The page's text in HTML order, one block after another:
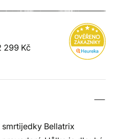
299 Kč
Bellatrix